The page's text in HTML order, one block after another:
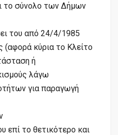
το σύνολο των Δήμων
του από 24/4/1985
(αφορά κύρια το Κλείτο
ή
λάγω
για παραγωγή
επί το θετικότερο και